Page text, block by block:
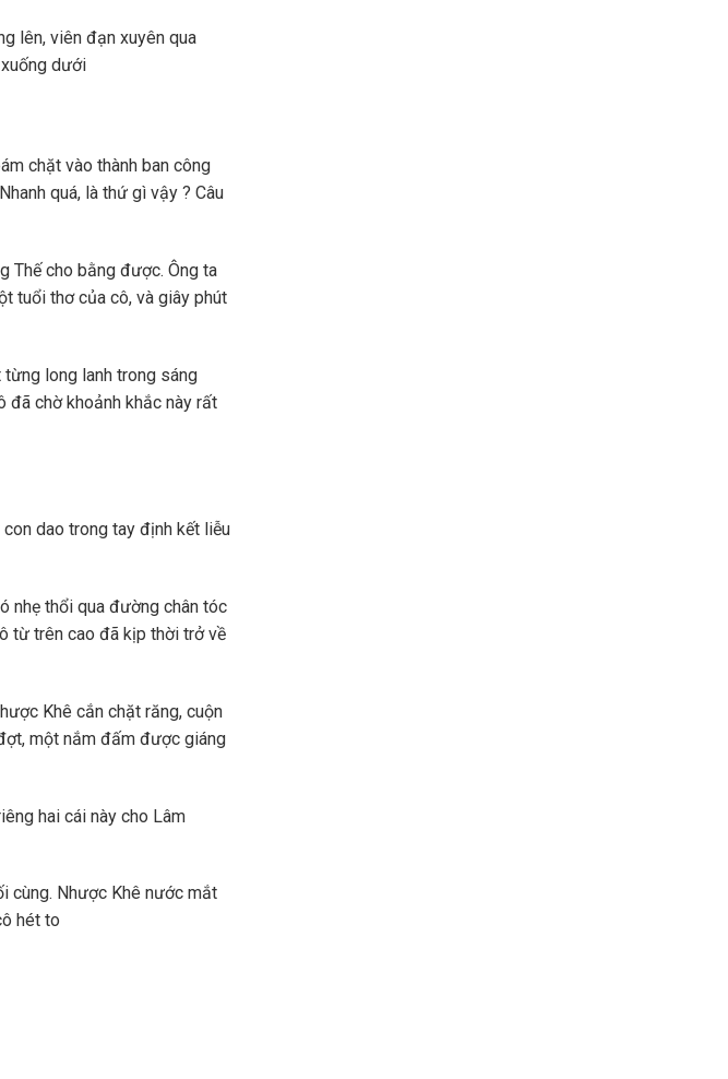
lên, viên đạn xuyên qua
dưới
chặt vào thành ban công
quá, là thứ gì vậy ? Câu
Thế cho bằng được. Ông ta
tuổi thơ của cô, và giây phút
long lanh trong sáng
đã chờ khoảnh khắc này rất
dao trong tay định kết liễu
nhẹ thổi qua đường chân tóc
từ trên cao đã kịp thời trở về
Khê cắn chặt răng, cuộn
một nắm đấm được giáng
hai cái này cho Lâm
cùng. Nhược Khê nước mắt
hét to